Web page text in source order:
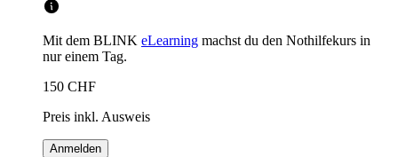
Mit dem BLINK eLearning machst du den Nothilfekurs in
nur einem Tag.
150 CHF
Preis inkl. Ausweis
Anmelden